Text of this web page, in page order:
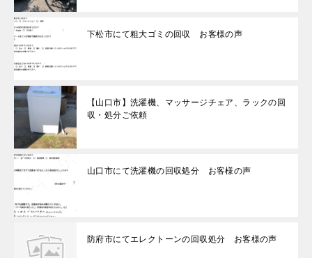
下松市にて粗大ゴミの回収 お客様の声
【山口市】洗濯機、マッサージチェア、ラックの回
収・処分ご依頼
山口市にて洗濯機の回収処分 お客様の声
防府市にてエレクトーンの回収処分 お客様の声